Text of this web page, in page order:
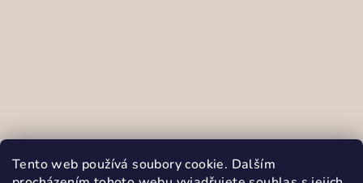
Tento web používá soubory cookie. Dalším